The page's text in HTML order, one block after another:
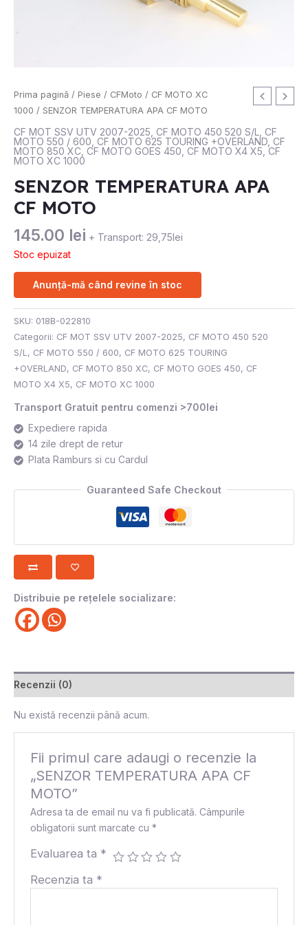
Prima pagină / Piese / CFMoto / CF MOTO XC
1000 / SENZOR TEMPERATURA APA CF MOTO
CF MOT SSV UTV 2007-2025 CF MOTO 450 520 S/L
CF
MOTO 550 / 600 CF MOTO 625 TOURING +OVERLAND CF
MOTO 850 XC CF MOTO GOES 450 CF MOTO X4 X5 CF
MOTO XC 1000
SENZOR TEMPERATURA APA
CF MOTO
145.00 lei + Transport: 29,75lei
Stoc epuizat
Anunță-mă când revine în stoc
SKU: 018B-022810
Categorii: CF MOT SSV UTV 2007-2025, CF MOTO 450 520
S/L , CF MOTO 550 / 600, CF MOTO 625 TOURING
+OVERLAND, CF MOTO 850 XC, CF MOTO GOES 450, CF
MOTO X4 X5, CF MOTO XC 1000
Transport Gratuit pentru comenzi >700lei
Expediere rapida
14 zile drept de retur
Plata Ramburs si cu Cardul
Guaranteed Safe Checkout
Distribuie pe rețelele socializare:
Recenzii (0)
Nu există recenzii până acum.
Fii primul care adaugi o recenzie la
„SENZOR TEMPERATURA APA CF
MOTO”
Adresa ta de email nu va fi publicată. Câmpurile
obligatorii sunt marcate cu*
Evaluarea ta *
Recenzia ta *